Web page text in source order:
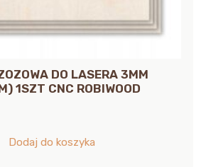
DO LASERA 3MM
1SZT CNC ROBIWOOD
Dodaj do koszyka